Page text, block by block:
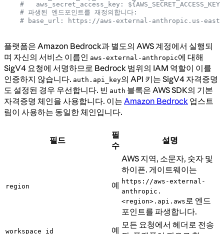
    #   aws_secret_access_key: ${AWS_SECRET_ACCESS_KEY}
    # 파생된 엔드포인트를 재정의합니다:
# base_url: https://aws-external-anthropic.us-
플랫폼은 Amazon Bedrock과 별도의 AWS 계정에서 실행되
며 자신의 서비스 이름인 aws-external-anthropic에 대해
SigV4 요청에 서명하므로 Bedrock 범위의 IAM 역할이 이를
인증하지 않습니다. auth.api_key의 API 키는 SigV4 자격증명
도 설정된 경우 우선합니다. 빈 auth 블록은 AWS SDK의 기본
자격증명 체인을 사용합니다. 이는 Amazon Bedrock 업스트
림이 사용하는 동일한 체인입니다.
필드
필
수
설명
region 예
AWS 지역, 소문자, 숫자 및
하이픈. 게이트웨이는
https://aws-external-
anthropic.
<region>.api.aws로 엔드
포인트를 파생합니다.
workspace_id 예
모든 요청에서 헤더로 전송